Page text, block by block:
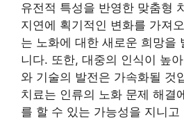
유전적 특성을 반영한 맞춤형
지연에 획기적인 변화를 가져
는 노화에 대한 새로운 희망을
니다. 또한, 대중의 인식이 높
와 기술의 발전은 가속화될 것
치료는 인류의 노화 문제 해결
를 할 수 있는 가능성을 지니고